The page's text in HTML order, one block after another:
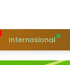
Internasional